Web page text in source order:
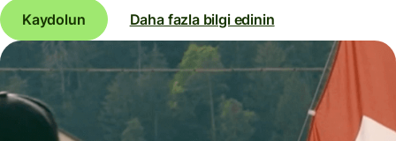
Kaydolun Daha fazla bilgi edinin